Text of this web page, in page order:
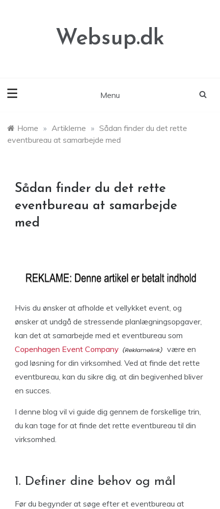
Websup.dk
Menu
Home » Artiklerne » Sådan finder du det rette
eventbureau at samarbejde med
Sådan finder du det rette
eventbureau at samarbejde
med
Hvis du ønsker at afholde et vellykket event, og
ønsker at undgå de stressende planlægningsopgaver,
kan det at samarbejde med et eventbureau som
Copenhagen Event Company
være en
god løsning for din virksomhed. Ved at finde det rette
eventbureau, kan du sikre dig, at din begivenhed bliver
en succes.
I denne blog vil vi guide dig gennem de forskellige trin,
du kan tage for at finde det rette eventbureau til din
virksomhed.
1. Definer dine behov og mål
Før du begynder at søge efter et eventbureau at